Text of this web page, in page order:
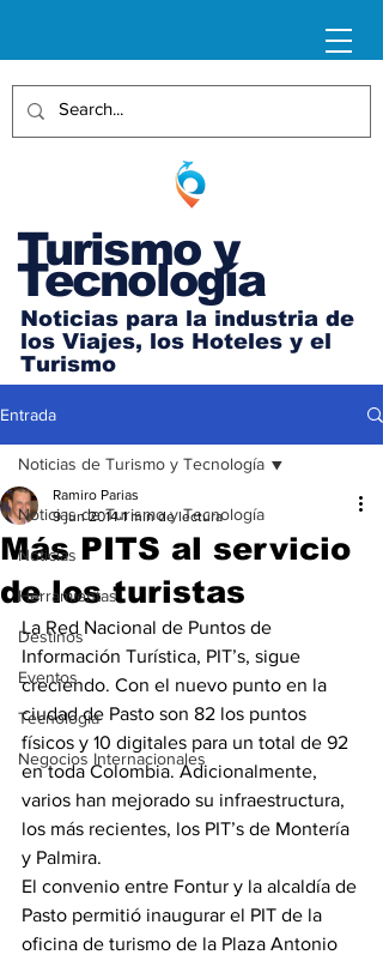
Turismo y
Tecnología
Noticias para la industria de
los Viajes, los Hoteles y el
Turismo
Entrada
Noticias de Turismo y Tecnología
Noticias
Herramientas
Destinos
Eventos
Tecnología
Negocios Internacionales
Noticias de Turismo y Tecnología
Más PITS al servicio
de los turistas
Ramiro Parias
9 jun 2014 1 min de lectura
La Red Nacional de Puntos de
Información Turística, PIT’s, sigue
creciendo. Con el nuevo punto en la
ciudad de Pasto son 82 los puntos
físicos y 10 digitales para un total de 92
en toda Colombia. Adicionalmente,
varios han mejorado su infraestructura,
los más recientes, los PIT’s de Montería
y Palmira.
El convenio entre Fontur y la alcaldía de
Pasto permitió inaugurar el PIT de la
oficina de turismo de la Plaza Antonio